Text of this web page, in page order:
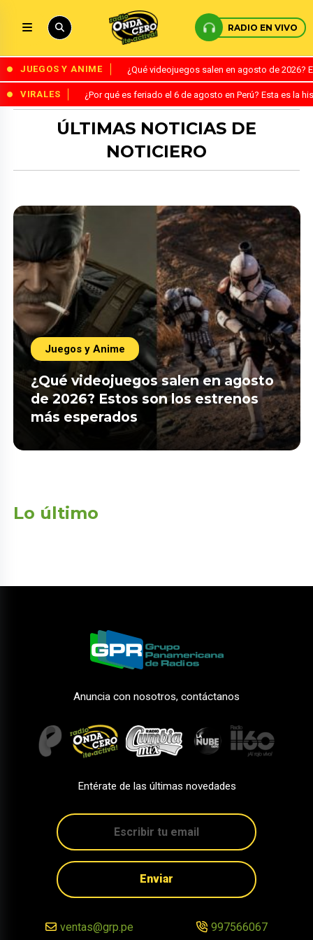
RADIO EN VIVO
JUEGOS Y ANIME ¿Qué videojuegos salen en agosto de
VIRALES ¿Por qué es feriado el 6 de agosto en Perú? Esta es la
ÚLTIMAS NOTICIAS DE
NOTICIERO
Juegos y Anime
¿Qué videojuegos salen en agosto
de 2026? Estos son los estrenos
más esperados
Lo último
Anuncia con nosotros, contáctanos
Entérate de las últimas novedades
Enviar
ventas@grp.pe 997566067